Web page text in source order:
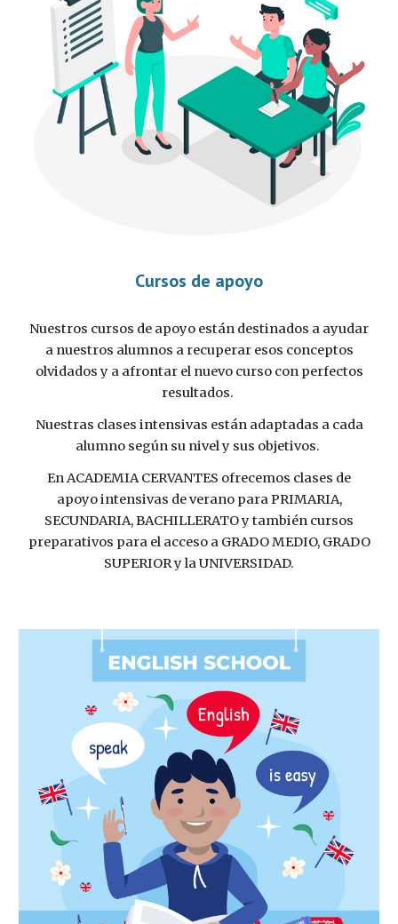
Cursos de apoyo
Nuestros cursos de apoyo están destinados a ayudar
a nuestros alumnos a recuperar esos conceptos
olvidados y a afrontar el nuevo curso con perfectos
resultados.
Nuestras clases intensivas están adaptadas a cada
alumno según su nivel y sus objetivos.
En ACADEMIA CERVANTES ofrecemos clases de
apoyo intensivas de verano para PRIMARIA,
SECUNDARIA, BACHILLERATO y también cursos
preparativos para el acceso a GRADO MEDIO, GRADO
SUPERIOR y la UNIVERSIDAD.